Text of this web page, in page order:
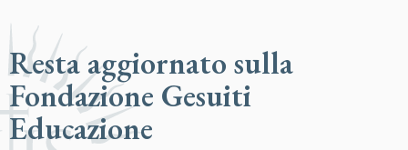
Resta aggiornato sulla
Fondazione Gesuiti
Educazione